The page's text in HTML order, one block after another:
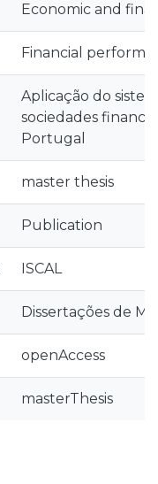
Economic and
Financial
Aplicação do
sociedades
Portugal
master thesis
Publication
ISCAL
Dissertações de
openAccess
masterThesis